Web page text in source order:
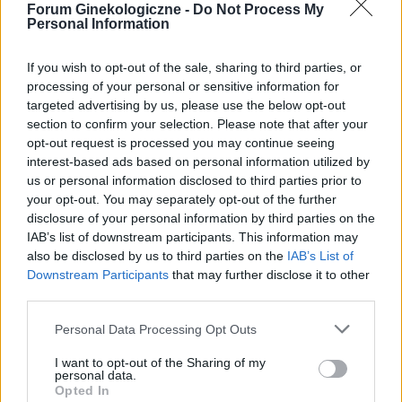
Forum Ginekologiczne - Do Not Process My
Personal Information
If you wish to opt-out of the sale, sharing to third parties, or
processing of your personal or sensitive information for
targeted advertising by us, please use the below opt-out
section to confirm your selection. Please note that after your
opt-out request is processed you may continue seeing
interest-based ads based on personal information utilized by
us or personal information disclosed to third parties prior to
your opt-out. You may separately opt-out of the further
disclosure of your personal information by third parties on the
IAB’s list of downstream participants. This information may
also be disclosed by us to third parties on the IAB’s List of
Downstream Participants that may further disclose it to other
Personal Data Processing Opt Outs
I want to opt-out of the Sharing of my
personal data.
Opted In
seksu.Krew poleciala i jest pieczenie podczas
pacjentki
gość
Nabrzmiałe wargi sromowe
Hej od tygodnia czuje ze mam nabrzmiałe wargi
sromowe nie wiem co z tym robić...
Forum:Dla nastolatek
POWIĄZANE